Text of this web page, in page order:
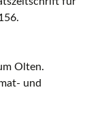
Olten.
und